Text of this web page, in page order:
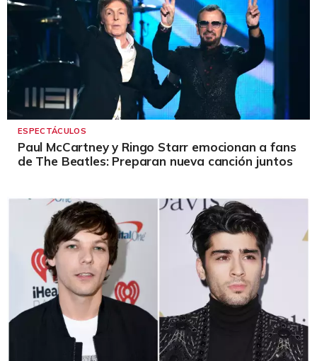
ESPECTÁCULOS
Paul McCartney y Ringo Starr emocionan a fans
de The Beatles: Preparan nueva canción juntos